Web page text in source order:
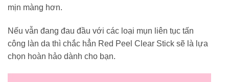
mịn màng hơn.
Nếu vẫn đang đau đầu với các loại mụn liên tục tấn
công làn da thì chắc hẳn Red Peel Clear Stick sẽ là lựa
chọn hoàn hảo dành cho bạn.